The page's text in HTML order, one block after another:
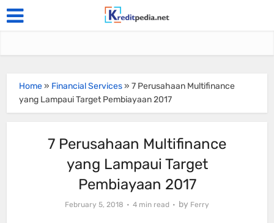
Home» Financial Services»7 Perusahaan Multifinance
yang Lampaui Target Pembiayaan 2017
7 Perusahaan Multifinance
yang Lampaui Target
Pembiayaan 2017
February 5, 2018 4 min read by Ferry